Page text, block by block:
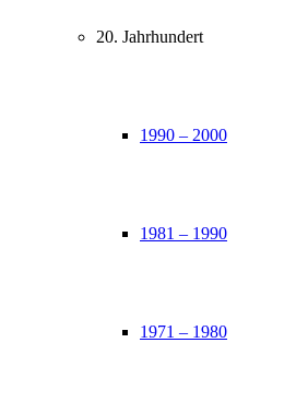
20. Jahrhundert
1990 – 2000
1981 – 1990
1971 – 1980